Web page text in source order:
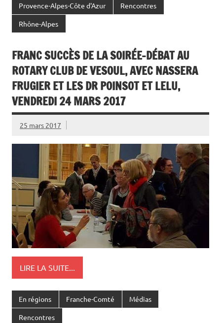
Provence-Alpes-Côte d'Azur Rencontres
Rhône-Alpes
FRANC SUCCÈS DE LA SOIRÉE-DÉBAT AU
ROTARY CLUB DE VESOUL, AVEC NASSERA
FRUGIER ET LES DR POINSOT ET LELU,
VENDREDI 24 MARS 2017
25 mars 2017
LIRE LA SUITE...
En régions Franche-Comté Médias
Rencontres